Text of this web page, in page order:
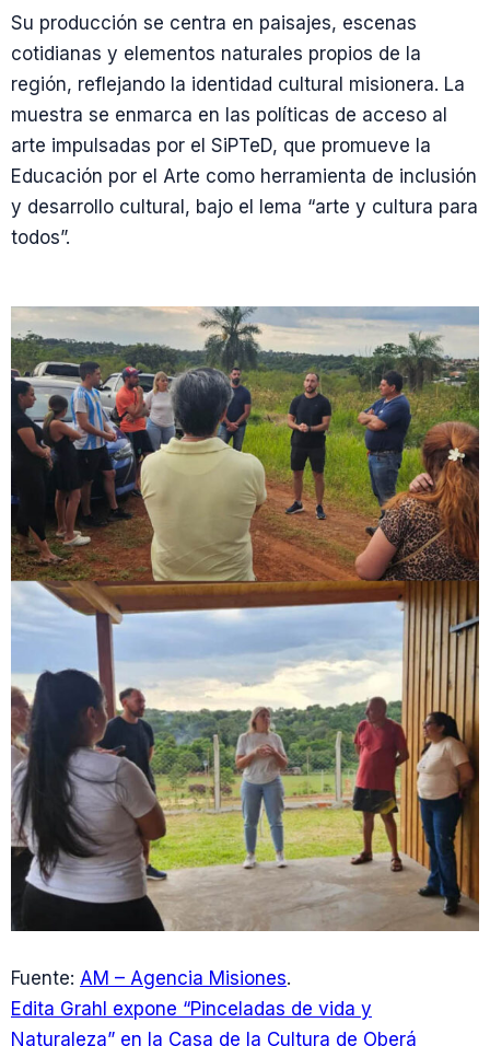
Su producción se centra en paisajes, escenas
cotidianas y elementos naturales propios de la
región, reflejando la identidad cultural misionera. La
muestra se enmarca en las políticas de acceso al
arte impulsadas por el SiPTeD, que promueve la
Educación por el Arte como herramienta de inclusión
y desarrollo cultural, bajo el lema “arte y cultura para
todos”.
Fuente: AM – Agencia Misiones.
Edita Grahl expone “Pinceladas de vida y
Naturaleza” en la Casa de la Cultura de Oberá